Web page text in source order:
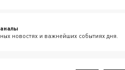
новостях и важнейших событиях дня.